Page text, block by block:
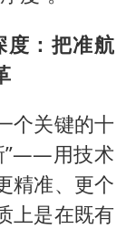
度：把准航
个关键的十
”——用技术
精准、更个
上是在既有